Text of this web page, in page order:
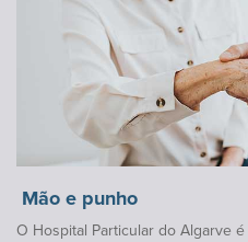
Mão e punho
O Hospital Particular do Algarve